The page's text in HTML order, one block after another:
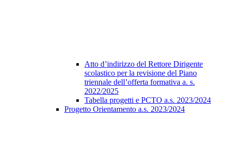
Atto d’indirizzo del Rettore Dirigente
scolastico per la revisione del Piano
triennale dell’offerta formativa a. s.
2022/2025
Tabella progetti e PCTO a.s. 2023/2024
Progetto Orientamento a.s. 2023/2024